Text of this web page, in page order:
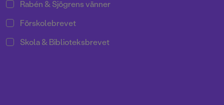
Rabén & Sjögrens vänner
Förskolebrevet
Skola & Biblioteksbrevet